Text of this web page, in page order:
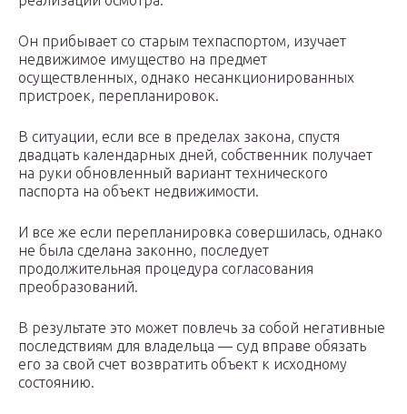
Он прибывает со старым техпаспортом, изучает
недвижимое имущество на предмет
осуществленных, однако несанкционированных
пристроек, перепланировок.
В ситуации, если все в пределах закона, спустя
двадцать календарных дней, собственник получает
на руки обновленный вариант технического
паспорта на объект недвижимости.
И все же если перепланировка совершилась, однако
не была сделана законно, последует
продолжительная процедура согласования
преобразований.
В результате это может повлечь за собой негативные
последствиям для владельца — суд вправе обязать
его за свой счет возвратить объект к исходному
состоянию.